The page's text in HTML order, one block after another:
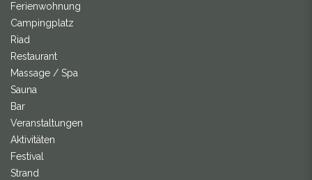
Ferienwohnung
Campingplatz
Riad
Restaurant
Massage / Spa
Sauna
Bar
Veranstaltungen
Aktivitäten
Festival
Strand